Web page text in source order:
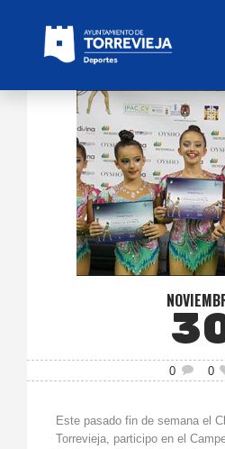
0 0
Este pasado fin de semana el
Torrevieja, participo en el